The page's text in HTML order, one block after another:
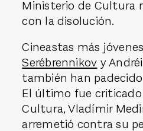
Ministerio de Cultura
con la disolución.
Cineastas más
Serébrennikov y
también han
El último fue
Cultura, Vladímir
arremetió contra su